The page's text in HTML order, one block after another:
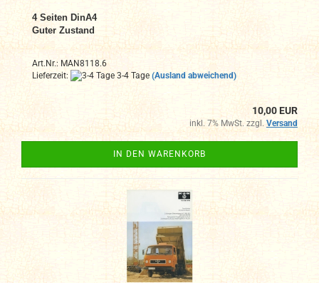
4 Seiten DinA4
Guter Zustand
Art.Nr.: MAN8118.6
Lieferzeit:
3-4 Tage (Ausland abweichend)
10,00 EUR
inkl. 7% MwSt. zzgl. Versand
IN DEN WARENKORB